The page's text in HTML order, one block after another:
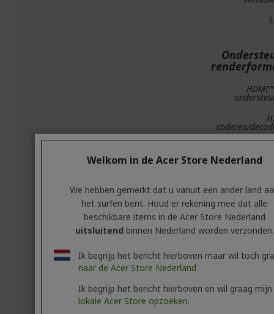
coderen/
coderen/
coderen/
Welkom in de Acer Store Nederland
We hebben gemerkt dat u vanuit een ander land
het surfen bent. Houd er rekening mee dat alle
beschikbare items in de Acer Store Nederland
uitsluitend binnen Nederland worden verzonden.
Ik begrijp het bericht hierboven maar wil toch
naar de Acer Store Nederland
Ik begrijp het bericht hierboven en wil graag mijn
lokale Acer Store opzoeken.